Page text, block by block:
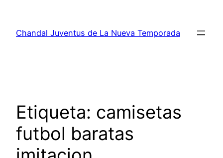
contenido
Chandal Juventus de La Nueva Temporada
Etiqueta: camisetas
futbol baratas